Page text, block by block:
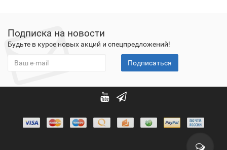
Подписка на новости
Будьте в курсе новых акций и спецпредложений!
Подписаться